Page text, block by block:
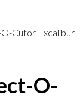
Cutor Excalibur
O-